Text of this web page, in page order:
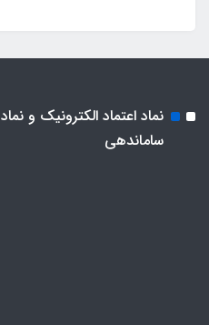
نماد اعتماد الکترونیک و نماد
ساماندهی